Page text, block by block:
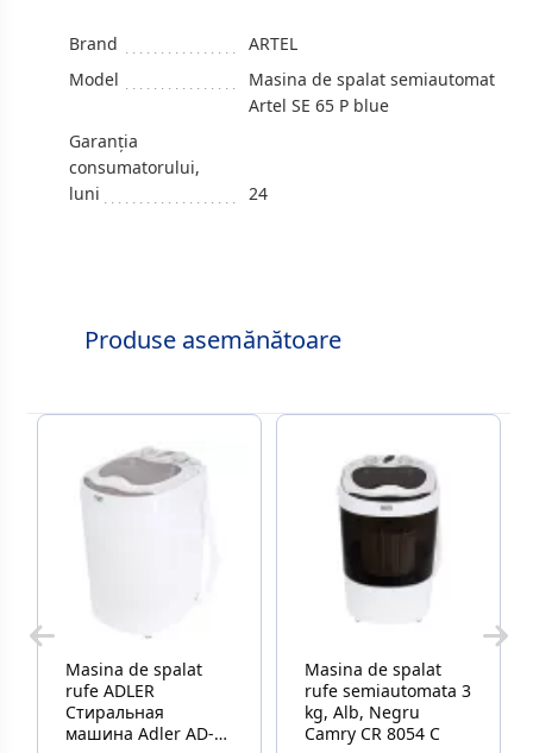
Brand
ARTEL
Model
Masina de spalat semiautomat
Artel SE 65 P blue
Garanția
consumatorului,
luni
24
Produse asemănătoare
Masina de spalat
rufe ADLER
Стиральная
машина Adler AD-
Masina de spalat
rufe semiautomata 3
kg, Alb, Negru
Camry CR 8054 C